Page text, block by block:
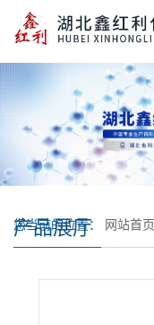
产品展厅
您当前的位置： 网站首页